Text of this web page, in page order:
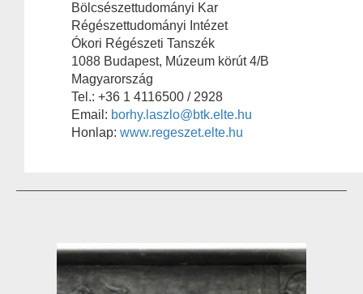
Bölcsészettudományi Kar
Régészettudományi Intézet
Ókori Régészeti Tanszék
1088 Budapest, Múzeum körút 4/B
Magyarország
Tel.: +36 1 4116500 / 2928
Email: borhy.laszlo@btk.elte.hu
Honlap: www.regeszet.elte.hu